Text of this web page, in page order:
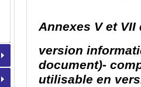
Annexes V et
version
document)-
utilisable en